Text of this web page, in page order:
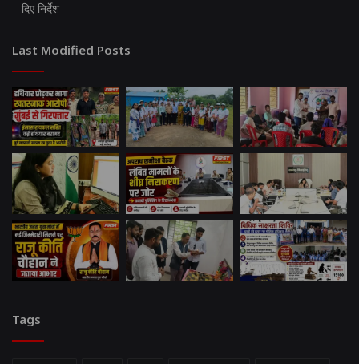
दिए निर्देश
Last Modified Posts
Tags